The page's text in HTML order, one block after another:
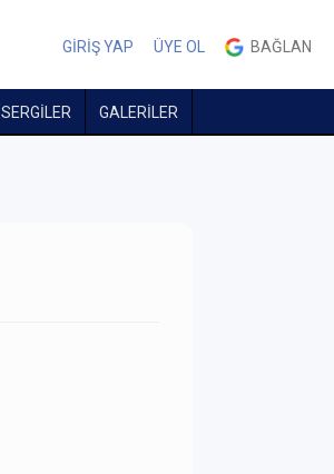
GİRİŞ YAP ÜYE OL BAĞLAN
SERGİLER GALERİLER